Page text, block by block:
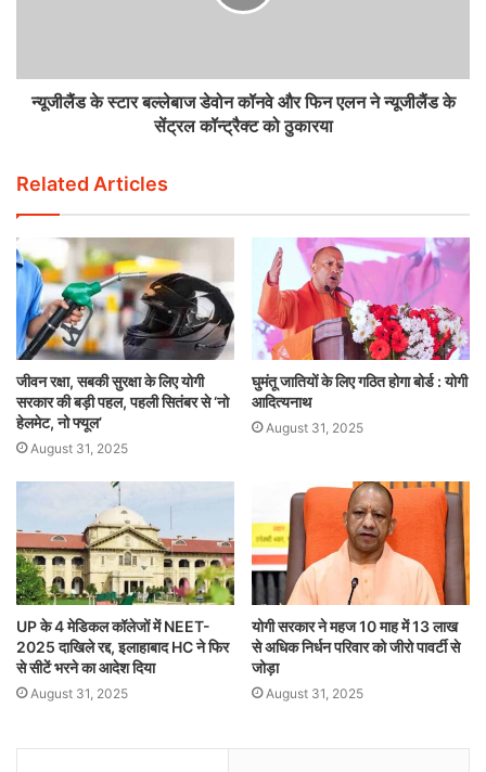
न्यूजीलैंड के स्टार बल्लेबाज डेवोन कॉनवे और फिन एलन ने न्यूजीलैंड के
सेंट्रल कॉन्ट्रैक्ट को ठुकारया
Related Articles
जीवन रक्षा, सबकी सुरक्षा के लिए योगी
सरकार की बड़ी पहल, पहली सितंबर से ‘नो
हेलमेट, नो फ्यूल’
August 31, 2025
घुमंतू जातियों के लिए गठित होगा बोर्ड : योगी
आदित्यनाथ
August 31, 2025
UP के 4 मेडिकल कॉलेजों में NEET-
2025 दाखिले रद्द, इलाहाबाद HC ने फिर
से सीटें भरने का आदेश दिया
August 31, 2025
योगी सरकार ने महज 10 माह में 13 लाख
से अधिक निर्धन परिवार को जीरो पावर्टी से
जोड़ा
August 31, 2025